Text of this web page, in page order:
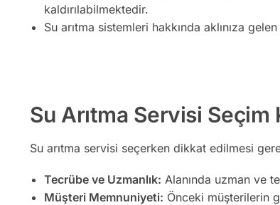
kaldırılabilmektedir.
Su arıtma sistemleri hakkında aklınıza
Su Arıtma Servisi Seçim
Su arıtma servisi seçerken dikkat edilmesi
Tecrübe ve Uzmanlık: Alanında uzman ve
Müşteri Memnuniyeti: Önceki müşterilerin